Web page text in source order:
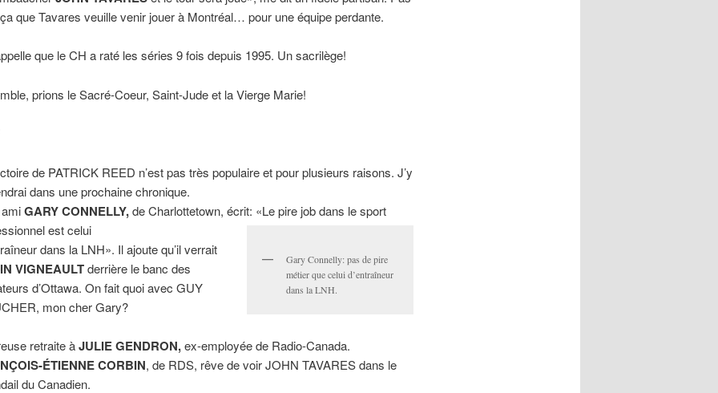
que Tavares veuille venir jouer à Montréal… pour une équipe perdante.
que le CH a raté les séries 9 fois depuis 1995. Un sacrilège!
prions le Sacré-Coeur, Saint-Jude et la Vierge Marie!
de PATRICK REED n’est pas très populaire et pour plusieurs raisons. J’y
dans une prochaine chronique.
amiGARY CONNELLY,de Charlottetown, écrit: «Le pire job dans le sport
est celui
Gary Connelly: pas de pire
métier que celui d’entraîneur
dans la LNH.
dans la LNH». Il ajoute qu’il verrait
VIGNEAULTderrière le banc des
d’Ottawa. On fait quoi avec GUY
mon cher Gary?
retraite àJULIE GENDRON,ex-employée de Radio-Canada.
ÉTIENNE CORBIN, de RDS, rêve de voir JOHN TAVARES dans le
du Canadien.